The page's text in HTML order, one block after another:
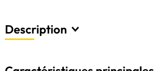
Description